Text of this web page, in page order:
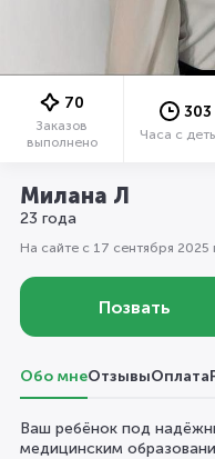
70
Заказов
выполнено
303
Часа с
Милана Л
23 года
На сайте с 17 сентября 2025
Позвать
Обо мнеОтзывыОплата
Ваш ребёнок под
медицинским